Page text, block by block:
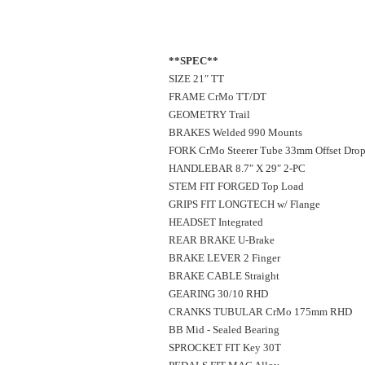
**SPEC**
SIZE 21″ TT
FRAME CrMo TT/DT
GEOMETRY Trail
BRAKES Welded 990 Mounts
FORK CrMo Steerer Tube 33mm Offset
HANDLEBAR 8.7″ X 29″ 2-PC
STEM FIT FORGED Top Load
GRIPS FIT LONGTECH w/ Flange
HEADSET Integrated
REAR BRAKE U-Brake
BRAKE LEVER 2 Finger
BRAKE CABLE Straight
GEARING 30/10 RHD
CRANKS TUBULAR CrMo 175mm RHD
BB Mid - Sealed Bearing
SPROCKET FIT Key 30T